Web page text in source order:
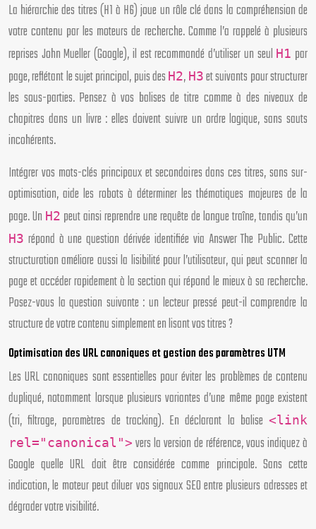
La hiérarchie des titres (H1 à H6) joue un rôle clé dans la compréhension de
votre contenu par les moteurs de recherche. Comme l’a rappelé à plusieurs
reprises John Mueller (Google), il est recommandé d’utiliser un seul H1 par
page, reflétant le sujet principal, puis des H2, H3 et suivants pour structurer
les sous-parties. Pensez à vos balises de titre comme à des niveaux de
chapitres dans un livre : elles doivent suivre un ordre logique, sans sauts
incohérents.
Intégrer vos mots-clés principaux et secondaires dans ces titres, sans sur-
optimisation, aide les robots à déterminer les thématiques majeures de la
page. Un H2 peut ainsi reprendre une requête de longue traîne, tandis qu’un
H3 répond à une question dérivée identifiée via Answer The Public. Cette
structuration améliore aussi la lisibilité pour l’utilisateur, qui peut scanner la
page et accéder rapidement à la section qui répond le mieux à sa recherche.
Posez-vous la question suivante : un lecteur pressé peut-il comprendre la
structure de votre contenu simplement en lisant vos titres ?
Optimisation des URL canoniques et gestion des paramètres UTM
Les URL canoniques sont essentielles pour éviter les problèmes de contenu
dupliqué, notamment lorsque plusieurs variantes d’une même page existent
(tri, filtrage, paramètres de tracking). En déclarant la balise <link
rel="canonical"> vers la version de référence, vous indiquez à
Google quelle URL doit être considérée comme principale. Sans cette
indication, le moteur peut diluer vos signaux SEO entre plusieurs adresses et
dégrader votre visibilité.